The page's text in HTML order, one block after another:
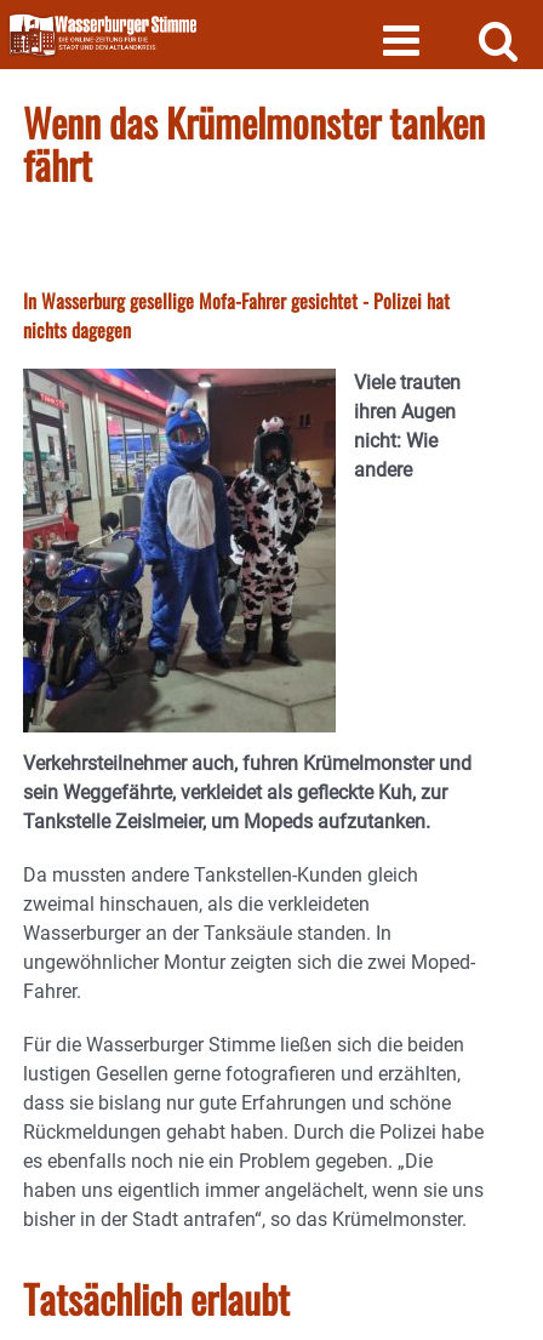
Skip
to
content
Wenn das Krümelmonster tanken
fährt
In Wasserburg gesellige Mofa-Fahrer gesichtet - Polizei hat
nichts dagegen
Viele trauten
ihren Augen
nicht: Wie
andere
Verkehrsteilnehmer auch, fuhren Krümelmonster und
sein Weggefährte, verkleidet als gefleckte Kuh, zur
Tankstelle Zeislmeier, um Mopeds aufzutanken.
Da mussten andere Tankstellen-Kunden gleich
zweimal hinschauen, als die verkleideten
Wasserburger an der Tanksäule standen. In
ungewöhnlicher Montur zeigten sich die zwei Moped-
Fahrer.
Für die Wasserburger Stimme ließen sich die beiden
lustigen Gesellen gerne fotografieren und erzählten,
dass sie bislang nur gute Erfahrungen und schöne
Rückmeldungen gehabt haben. Durch die Polizei habe
es ebenfalls noch nie ein Problem gegeben. „Die
haben uns eigentlich immer angelächelt, wenn sie uns
bisher in der Stadt antrafen“, so das Krümelmonster.
Tatsächlich erlaubt